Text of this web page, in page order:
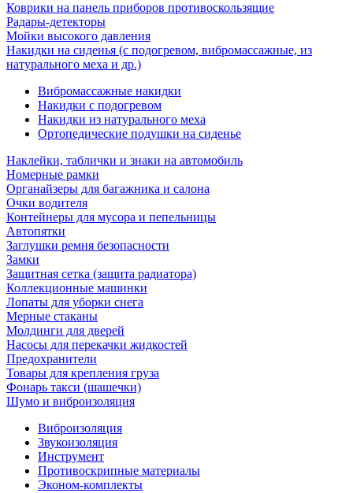
Коврики на панель приборов противоскользящие
Радары-детекторы
Мойки высокого давления
Накидки на сиденья (с подогревом, вибромассажные, из
натурального меха и др.)
Вибромассажные накидки
Накидки с подогревом
Накидки из натурального меха
Ортопедические подушки на сиденье
Наклейки, таблички и знаки на автомобиль
Номерные рамки
Органайзеры для багажника и салона
Очки водителя
Контейнеры для мусора и пепельницы
Автопятки
Заглушки ремня безопасности
Замки
Защитная сетка (защита радиатора)
Коллекционные машинки
Лопаты для уборки снега
Мерные стаканы
Молдинги для дверей
Насосы для перекачки жидкостей
Предохранители
Товары для крепления груза
Фонарь такси (шашечки)
Шумо и виброизоляция
Виброизоляция
Звукоизоляция
Инструмент
Противоскрипные материалы
Эконом-комплекты